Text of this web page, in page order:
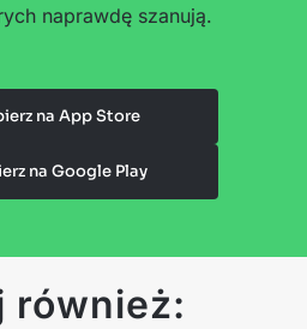
naprawdę szanują.
na App Store
na Google Play
również: